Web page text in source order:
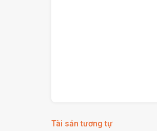
Tài sản tương tự